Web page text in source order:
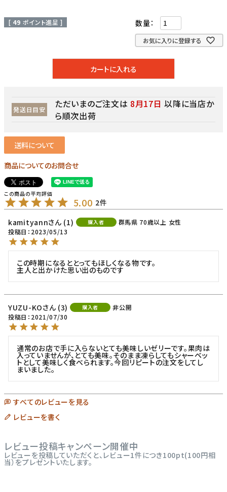
[ 49 ポイント進呈 ]
お気に入りに登録する
カートに入れる
発送日目安 ただいまのご注文は 8月17日 以降に当店か
ら順次出荷
送料について
商品についてのお問合せ
5.00 2
kamityann
1 購入者 群馬県 70歳以上 女性
投稿日
2023/05/13
この時期になるととってもほしくなる物です。
主人と出かけた思い出のものです
YUZU-KO 3 購入者
非公開
投稿日
2021/07/30
通常のお店で手に入らないとても美味しいゼリーです。果肉は
入っていませんが、とても美味。そのまま凍らしてもシャーベッ
トとして美味しく食べられます。今回リピートの注文をしてし
まいました。
すべてのレビューを見る
レビューを書く
レビュー投稿キャンペーン開催中
レビューを投稿していただくと、レビュー1件につき100pt(100円相
当）をプレゼントいたします。